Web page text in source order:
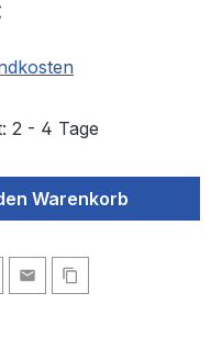
2 - 4 Tage
Warenkorb